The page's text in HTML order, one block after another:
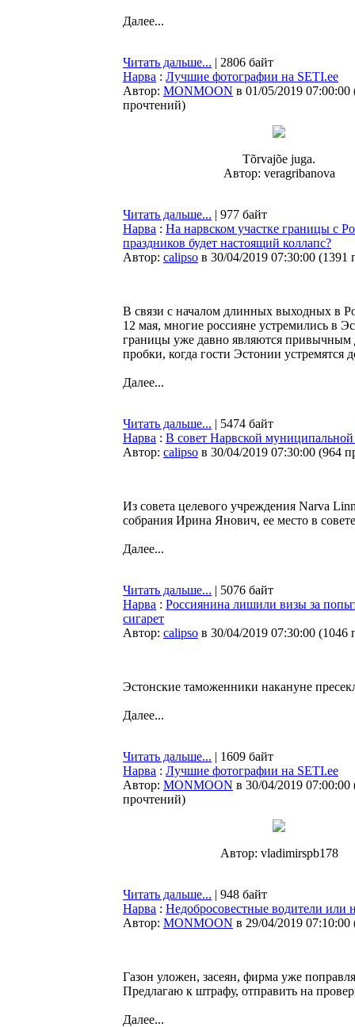
Далее...
Читать дальше... | 2806 байт
Нарва : Лучшие фотографии на SETI.ee
Автор: MONMOON в 01/05/2019 07:00:00
прочтений)
Tõrvajõe juga.
Автор: veragribanova
Читать дальше... | 977 байт
Нарва : На нарвском участке границы с
праздников будет настоящий коллапс?
Автор: calipso в 30/04/2019 07:30:00 (1391
В связи с началом длинных выходных в
12 мая, многие россияне устремились в
границы уже давно являются
пробки, когда гости Эстонии устремятся
Далее...
Читать дальше... | 5474 байт
Нарва : В совет Нарвской
Автор: calipso в 30/04/2019 07:30:00 (964
Из совета целевого учреждения Narva
собрания Ирина Янович, ее место в
Далее...
Читать дальше... | 5076 байт
Нарва : Россиянина лишили визы за
сигарет
Автор: calipso в 30/04/2019 07:30:00 (1046
Эстонские таможенники накануне
Далее...
Читать дальше... | 1609 байт
Нарва : Лучшие фотографии на SETI.ee
Автор: MONMOON в 30/04/2019 07:00:00
прочтений)
Автор: vladimirspb178
Читать дальше... | 948 байт
Нарва : Недобросовестные водители или
Автор: MONMOON в 29/04/2019 07:10:00
Газон уложен, засеян, фирма уже
Предлагаю к штрафу, отправить на
Далее...